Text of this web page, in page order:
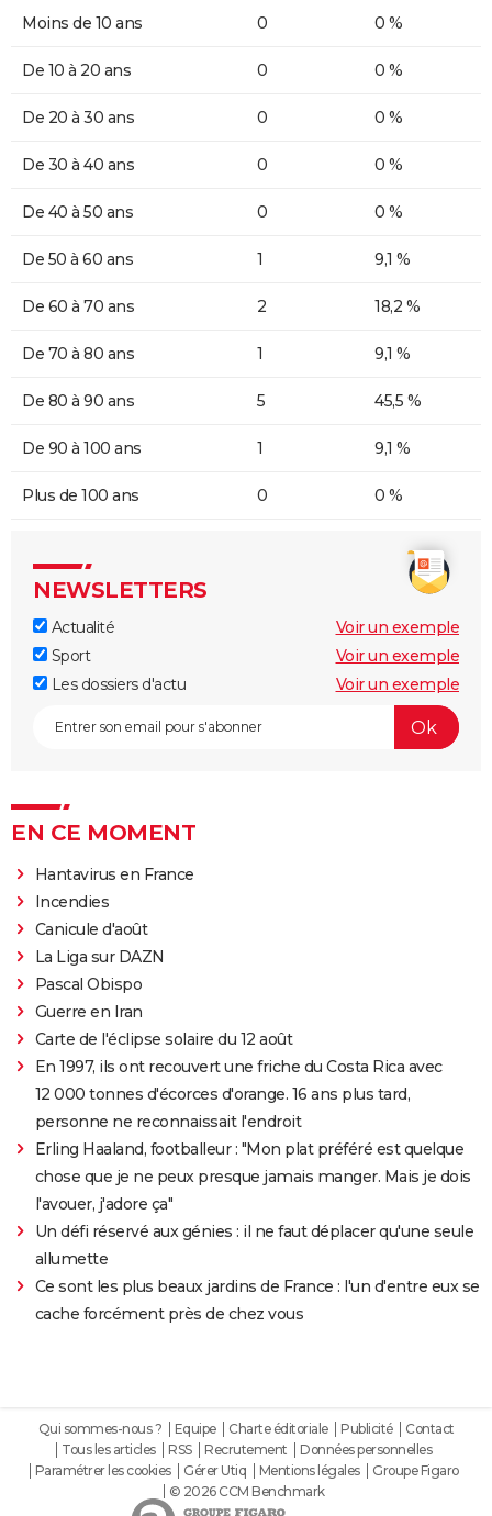
Moins de 10 ans 0 0 %
De 10 à 20 ans 0 0 %
De 20 à 30 ans 0 0 %
De 30 à 40 ans 0 0 %
De 40 à 50 ans 0 0 %
De 50 à 60 ans 1 9,1 %
De 60 à 70 ans 2 18,2 %
De 70 à 80 ans 1 9,1 %
De 80 à 90 ans 5 45,5 %
De 90 à 100 ans 1 9,1 %
Plus de 100 ans 0 0 %
NEWSLETTERS
Actualité
Voir un exemple
Sport
Voir un exemple
Les dossiers d'actu
Voir un exemple
EN CE MOMENT
Hantavirus en France
Incendies
Canicule d'août
La Liga sur DAZN
Pascal Obispo
Guerre en Iran
Carte de l'éclipse solaire du 12 août
En 1997, ils ont recouvert une friche du Costa Rica avec
12 000 tonnes d'écorces d'orange. 16 ans plus tard,
personne ne reconnaissait l'endroit
Erling Haaland, footballeur : "Mon plat préféré est quelque
chose que je ne peux presque jamais manger. Mais je dois
l'avouer, j'adore ça"
Un défi réservé aux génies : il ne faut déplacer qu'une seule
allumette
Ce sont les plus beaux jardins de France : l'un d'entre eux se
cache forcément près de chez vous
Qui sommes-nous ? Equipe Charte éditoriale Publicité
Contact
Tous les articles
RSS Recrutement
Données personnelles
Paramétrer les cookies
Gérer Utiq Mentions légales
Groupe Figaro
© 2026 CCM Benchmark